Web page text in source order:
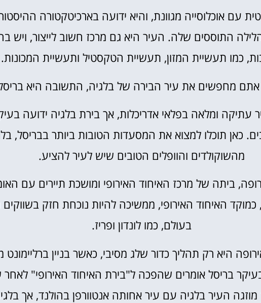
עם אוכלוסייה מגוונת, והיא ידועה בארכיטקטורה
הלילה התוססים שלה. העיר היא גם מרכז חשוב לייצור, ויש
כמו תעשיית המזון, תעשיית הטקסטיל ותעשיית המכונות.
מחפשים את עיר הבירה של בלגיה, התשובה היא
עתיקה ומלאה בפלאי אדריכלות, אך בירת בלגיה ידועה
כאן תוכלו למצוא את המסעדות הטובות ביותר בבריסל,
מהשוקולדים והוופלים הטובים שיש לעיר להציע.
ביתה של מרכז האיחוד האירופי ומושכת תיירים עם
האיחוד האירופי, ממשיכה להיות נוכחת חזק בשווקים
בעולם, כמו לונדון ופריז.
היא רק תהליך כדור שלג מסיבי, כאשר בניין
בריסל אומרים שהפכה ל"בירת האיחוד האירופי"
להיות עיר. בשנת 1921 מוזגה העיר בלגיה עם עיר אחותה אנטוורפן בהולנד,